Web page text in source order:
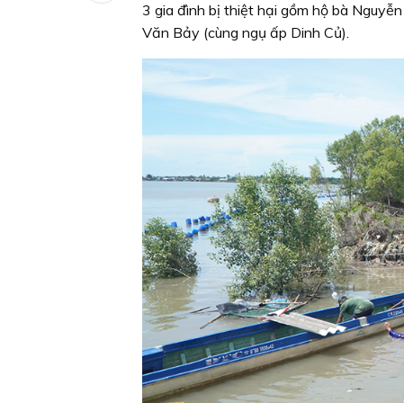
3 gia đình bị thiệt hại gồm hộ bà
Văn Bảy (cùng ngụ ấp Dinh Củ).